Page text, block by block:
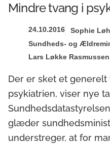
Mindre tvang i
24.10.2016 Sophie
Sundheds- og
Lars Løkke
Der er sket et
psykiatrien, viser nye
glæder
understreger, at for